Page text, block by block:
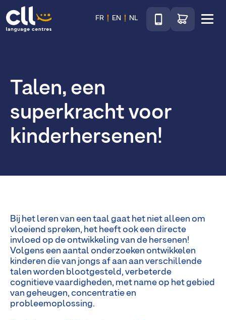
CLL
FR EN NL
TéléphoneGa naar de
Talen, een
superkracht voor
kinderhersenen!
Bij het leren van een taal gaat het niet alleen om
vloeiend spreken, het heeft ook een directe
invloed op de ontwikkeling van de hersenen!
Volgens een aantal onderzoeken ontwikkelen
kinderen die van jongs af aan aan verschillende
talen worden blootgesteld, verbeterde
cognitieve vaardigheden, met name op het gebied
van geheugen, concentratie en
probleemoplossing.